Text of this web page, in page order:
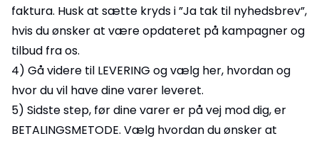
faktura. Husk at sætte kryds i ”Ja tak til nyhedsbrev”,
hvis du ønsker at være opdateret på kampagner og
tilbud fra os.
4) Gå videre til LEVERING og vælg her, hvordan og
hvor du vil have dine varer leveret.
5) Sidste step, før dine varer er på vej mod dig, er
BETALINGSMETODE. Vælg hvordan du ønsker at